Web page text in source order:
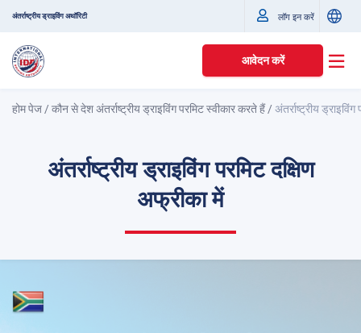
अंतर्राष्ट्रीय ड्राइविंग अथॉरिटी लॉग इन करें
आवेदन करें
होम पेज /कौन से देश अंतर्राष्ट्रीय ड्राइविंग परमिट स्वीकार करते हैं/अंतर्राष्ट्रीय
अंतर्राष्ट्रीय ड्राइविंग परमिट दक्षिण
अफ्रीका में